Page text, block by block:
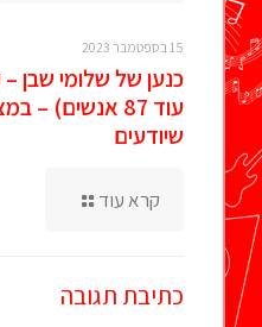
15 בספטמבר 2023
כנען של שלומי שבן
שיודעים
קרא עוד
כתיבת תגובה